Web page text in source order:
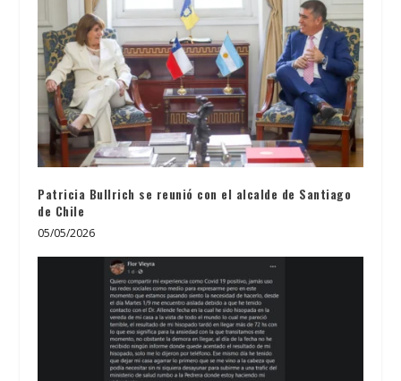
Patricia Bullrich se reunió con el alcalde de Santiago
de Chile
05/05/2026